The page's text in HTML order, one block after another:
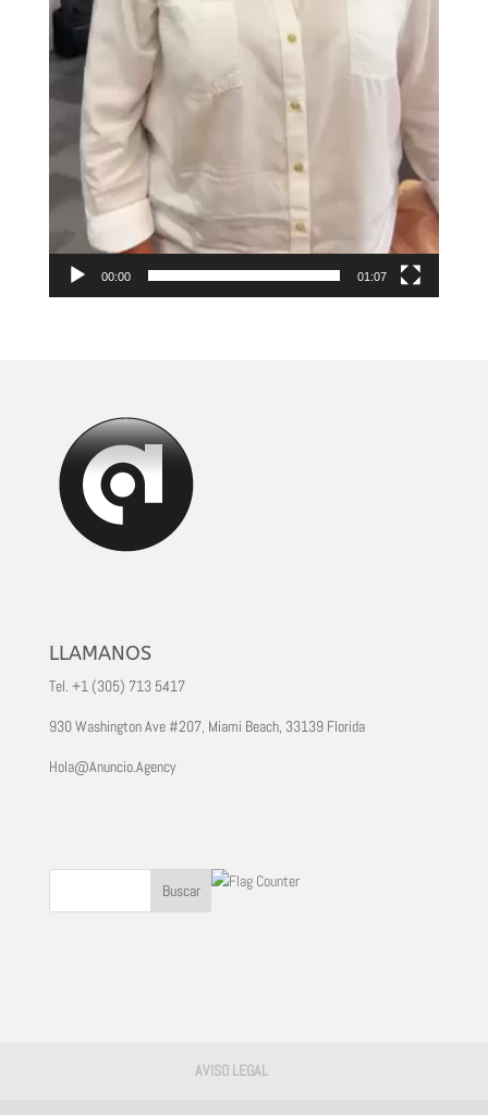
00:00 01:07
LLAMANOS
Tel. +1 (305) 713 5417
930 Washington Ave #207, Miami Beach, 33139 Florida
Hola@Anuncio.Agency
AVISO LEGAL